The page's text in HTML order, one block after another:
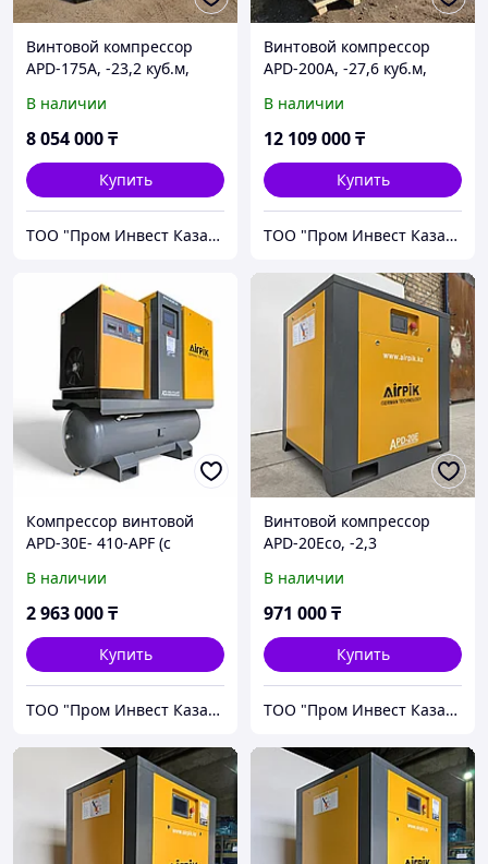
Винтовой компрессор
APD-175A, -23,2 куб.м,
В наличии
8 054 000₸
Купить
ТОО "Пром Инвест Казахстан"
Винтовой компрессор
APD-200A, -27,6 куб.м,
В наличии
12 109 000₸
Купить
ТОО "Пром Инвест Казахстан"
Компрессор винтовой
APD-30E- 410-APF (с
приводом+двиг.PM),
1,8куб.м, 16бар, AirPIK
В наличии
2 963 000₸
Купить
ТОО "Пром Инвест Казахстан"
Винтовой компрессор
APD-20Eco, -2,3
частотным
приводом+двиг.PM) AirPIK
В наличии
971 000₸
Купить
ТОО "Пром Инвест Казахстан"